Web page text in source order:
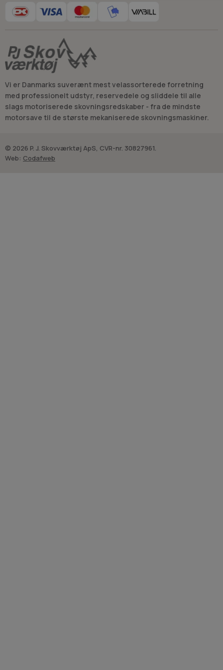
Vi er Danmarks suverænt mest velassorterede forretning
med professionelt udstyr, reservedele og sliddele til alle
slags motoriserede skovningsredskaber - fra de mindste
motorsave til de største mekaniserede skovningsmaskiner.
© 2026 P. J. Skovværktøj ApS, CVR-nr. 30827961.
Web: Codafweb